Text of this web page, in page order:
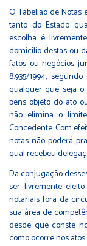
O Tabelião de
tanto do Estado
escolha é
domicílio destas ou
fatos ou negócios
8.935/1994,
qualquer que seja
bens objeto do ato
não elimina o
Concedente. Com
notas não poderá
qual recebeu
Da conjugação
ser livremente
notariais fora da
sua área de
desde que conste
como ocorre nos